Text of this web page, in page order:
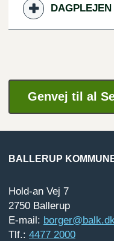
DAGPLEJEN
Genvej til al
BALLERUP
Hold-an Vej 7
2750 Ballerup
E-mail:
Tlf.: 4477 2000